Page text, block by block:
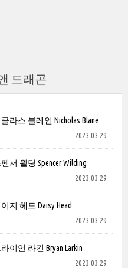
드래곤
라스 블레인 Nicholas Blane
2023.03.29
윌딩 Spencer Wilding
2023.03.29
지 헤드 Daisy Head
2023.03.29
이언 라킨 Bryan Larkin
2023.03.29